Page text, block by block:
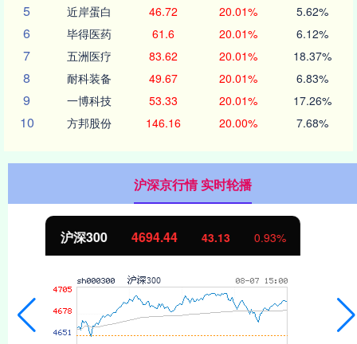
5 近岸蛋白 46.72 20.01% 5.62%
6 毕得医药 61.6 20.01% 6.12%
7 五洲医疗 83.62 20.01% 18.37%
8 耐科装备 49.67 20.01% 6.83%
9 一博科技 53.33 20.01% 17.26%
10 方邦股份 146.16 20.00% 7.68%
沪深京行情 实时轮播
北证50 1134.24 11.37 1.01%